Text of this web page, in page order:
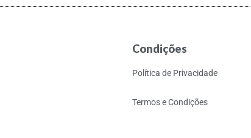
Condições
Política de Privacidade
Termos e Condições